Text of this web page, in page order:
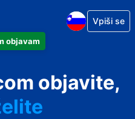
objavam
Vpiši se
objavite,